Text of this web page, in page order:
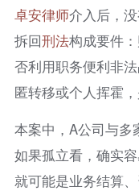
卓安律师介入后，
拆回刑法构成要件
否利用职务便利非
匿转移或个人挥霍
本案中，A公司与多
如果孤立看，确实
就可能是业务结算